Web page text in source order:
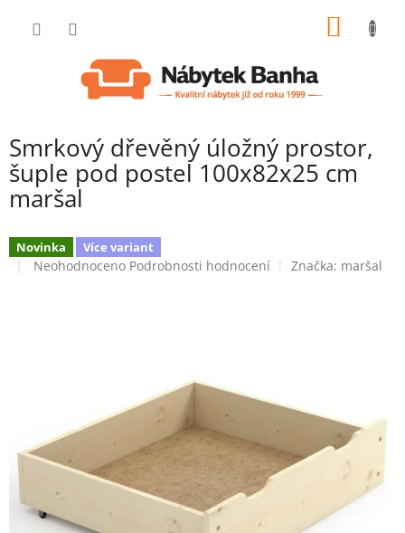
Smrkový dřevěný úložný prostor,
šuple pod postel 100x82x25 cm
maršal
Novinka Více variant
Průměrné
Neohodnoceno Podrobnosti hodnocení Značka: maršal